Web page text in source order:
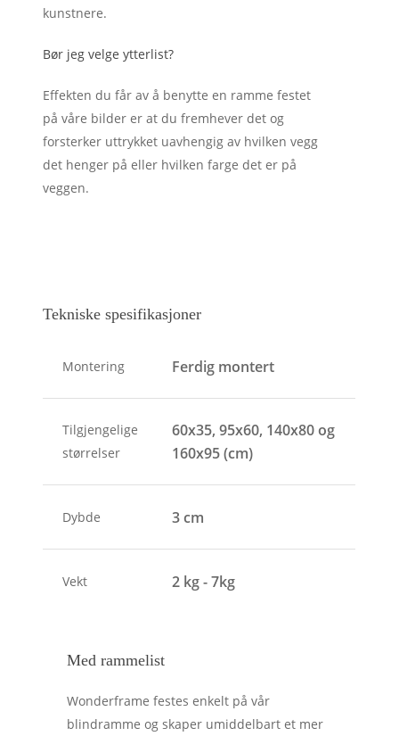
kunstnere.
Bør jeg velge ytterlist?
Effekten du får av å benytte en ramme festet
på våre bilder er at du fremhever det og
forsterker uttrykket uavhengig av hvilken vegg
det henger på eller hvilken farge det er på
veggen.
Tekniske spesifikasjoner
Montering Ferdig montert
Tilgjengelige
størrelser
60x35, 95x60, 140x80 og
160x95 (cm)
Dybde 3 cm
Vekt 2 kg - 7kg
Med rammelist
Wonderframe festes enkelt på vår
blindramme og skaper umiddelbart et mer